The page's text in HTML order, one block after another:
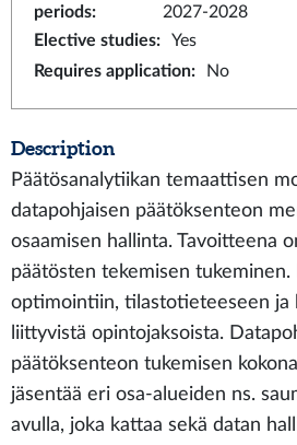
periods:
2027-2028
Elective studies:
Yes
Requires application: No
Description
Päätösanalytiikan temaattisen
datapohjaisen päätöksenteon
osaamisen hallinta. Tavoitteena
päätösten tekemisen
optimointiin, tilastotieteeseen ja
liittyvistä opintojaksoista.
päätöksenteon tukemisen
jäsentää eri osa-alueiden ns.
avulla, joka kattaa sekä datan